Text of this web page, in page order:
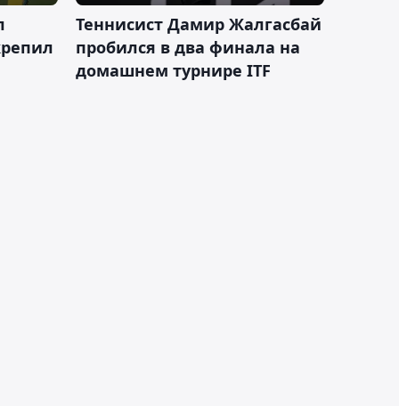
Теннисист Дамир Жалгасбай
пробился в два финала на
домашнем турнире ITF